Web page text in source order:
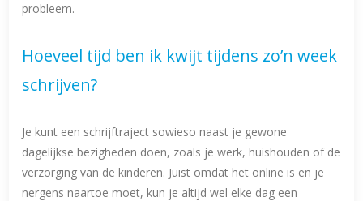
probleem.
Hoeveel tijd ben ik kwijt tijdens zo’n week
schrijven?
Je kunt een schrijftraject sowieso naast je gewone
dagelijkse bezigheden doen, zoals je werk, huishouden of de
verzorging van de kinderen. Juist omdat het online is en je
nergens naartoe moet, kun je altijd wel elke dag een